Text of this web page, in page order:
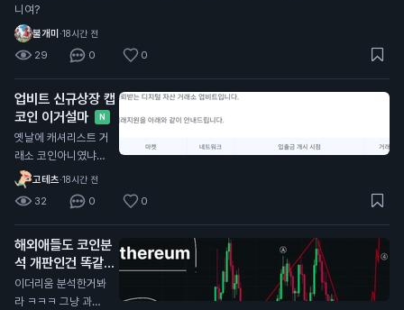
니여?
불개미 ·18시간 전
29 0 0
업비트 신규상장 캡
코인 이거설마
N
옛날에 캐셔리스트 거
래소 코인아니였냐?
ㅋㅋㅋ고테츠·18시간 전
32 0 0
해외애들도 코인분
석 개판인건 똑같음
N
이더리움 분석한거봐
라 ㅋㅋㅋ 그냥 과거